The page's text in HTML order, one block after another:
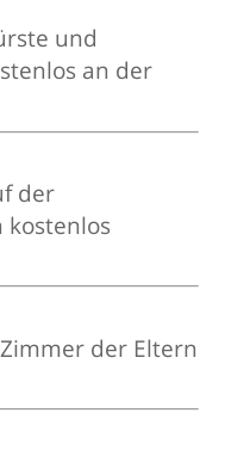
und
an der
der
kostenlos
der Eltern